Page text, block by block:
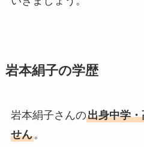
岩本絹子の学歴
岩本絹子さんの出身中学
せん。